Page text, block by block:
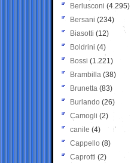
Berlusconi (4.295)
Bersani (234)
Biasotti (12)
Boldrini (4)
Bossi (1.221)
Brambilla (38)
Brunetta (83)
Burlando (26)
Camogli (2)
canile (4)
Cappello (8)
Caprotti (2)